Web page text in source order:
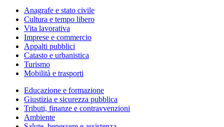
Anagrafe e stato civile
Cultura e tempo libero
Vita lavorativa
Imprese e commercio
Appalti pubblici
Catasto e urbanistica
Turismo
Mobilità e trasporti
Educazione e formazione
Giustizia e sicurezza pubblica
Tributi, finanze e contravvenzioni
Ambiente